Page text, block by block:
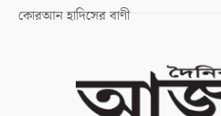
কোরআন হাদিসের বাণী